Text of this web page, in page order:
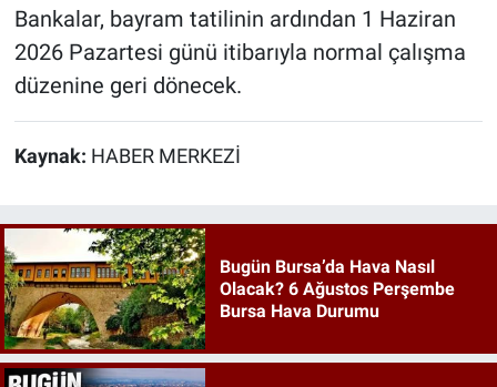
Bankalar, bayram tatilinin ardından 1 Haziran
2026 Pazartesi günü itibarıyla normal çalışma
düzenine geri dönecek.
Kaynak: HABER MERKEZİ
Bugün Bursa’da Hava Nasıl
Olacak? 6 Ağustos Perşembe
Bursa Hava Durumu